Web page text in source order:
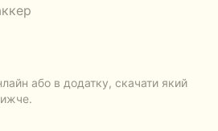
або в додатку, скачати який